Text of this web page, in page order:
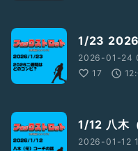
1/23 2026
2026-01-24
17
1/12 八木
2026-01-12